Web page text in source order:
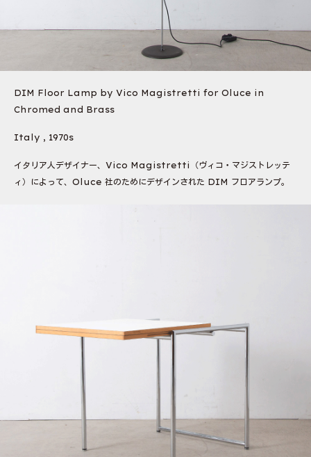
DIM Floor Lamp by Vico Magistretti for Oluce in
Chromed and Brass
Italy , 1970s
イタリア人デザイナー、Vico Magistretti（ヴィコ・マジストレッテ
ィ）によって、Oluce 社のためにデザインされた DIM フロアランプ。